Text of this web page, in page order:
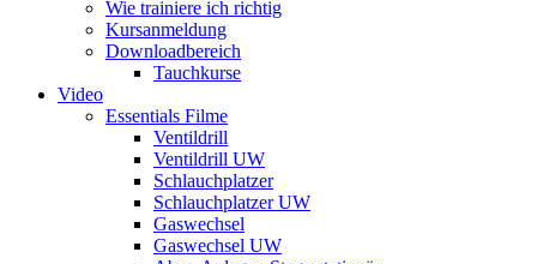
Wie trainiere ich richtig
Kursanmeldung
Downloadbereich
Tauchkurse
Video
Essentials Filme
Ventildrill
Ventildrill UW
Schlauchplatzer
Schlauchplatzer UW
Gaswechsel
Gaswechsel UW